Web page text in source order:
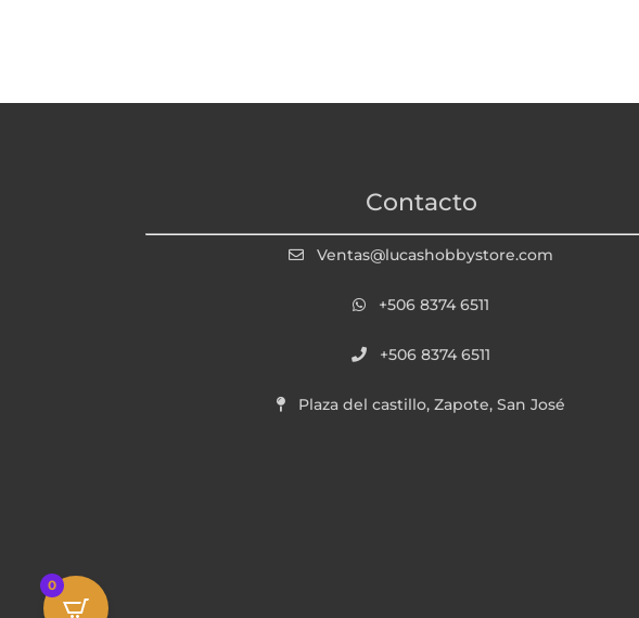
Contacto
Ventas@lucashobbystore.com
+506 8374 6511
+506 8374 6511
Plaza del castillo, Zapote, San José
0